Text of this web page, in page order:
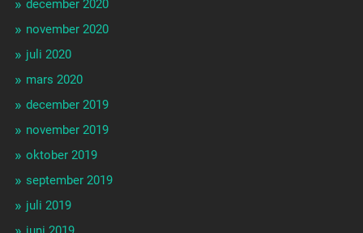
december 2020
november 2020
juli 2020
mars 2020
december 2019
november 2019
oktober 2019
september 2019
juli 2019